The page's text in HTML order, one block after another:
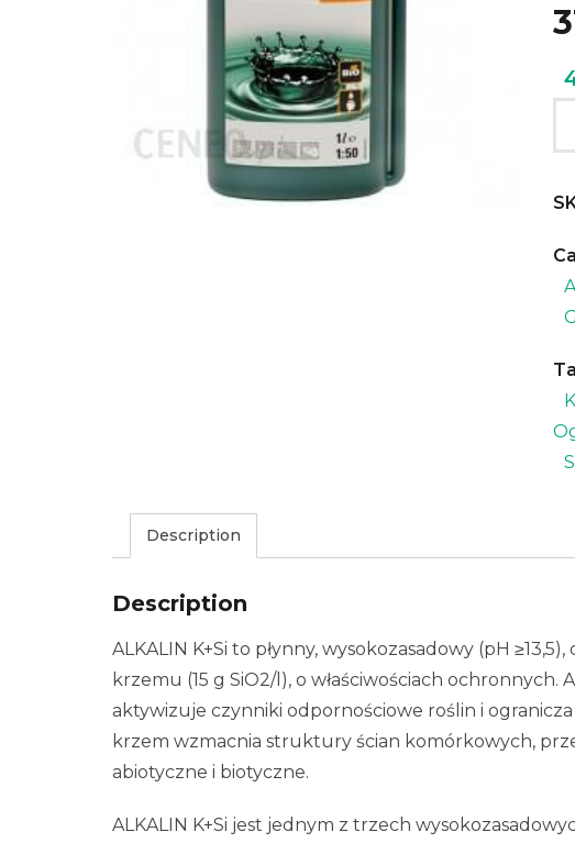
Description
Description
ALKALIN K+Si to płynny, wysokozasadowy (pH
krzemu (15 g SiO2/l), o właściwościach
aktywizuje czynniki odpornościowe roślin i
krzem wzmacnia struktury ścian komórkowych,
abiotyczne i biotyczne.
ALKALIN K+Si jest jednym z trzech